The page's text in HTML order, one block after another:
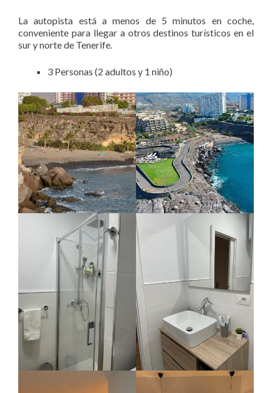
La autopista está a menos de 5 minutos en coche,
conveniente para llegar a otros destinos turísticos en el
sur y norte de Tenerife.
3 Personas (2 adultos y 1 niño)